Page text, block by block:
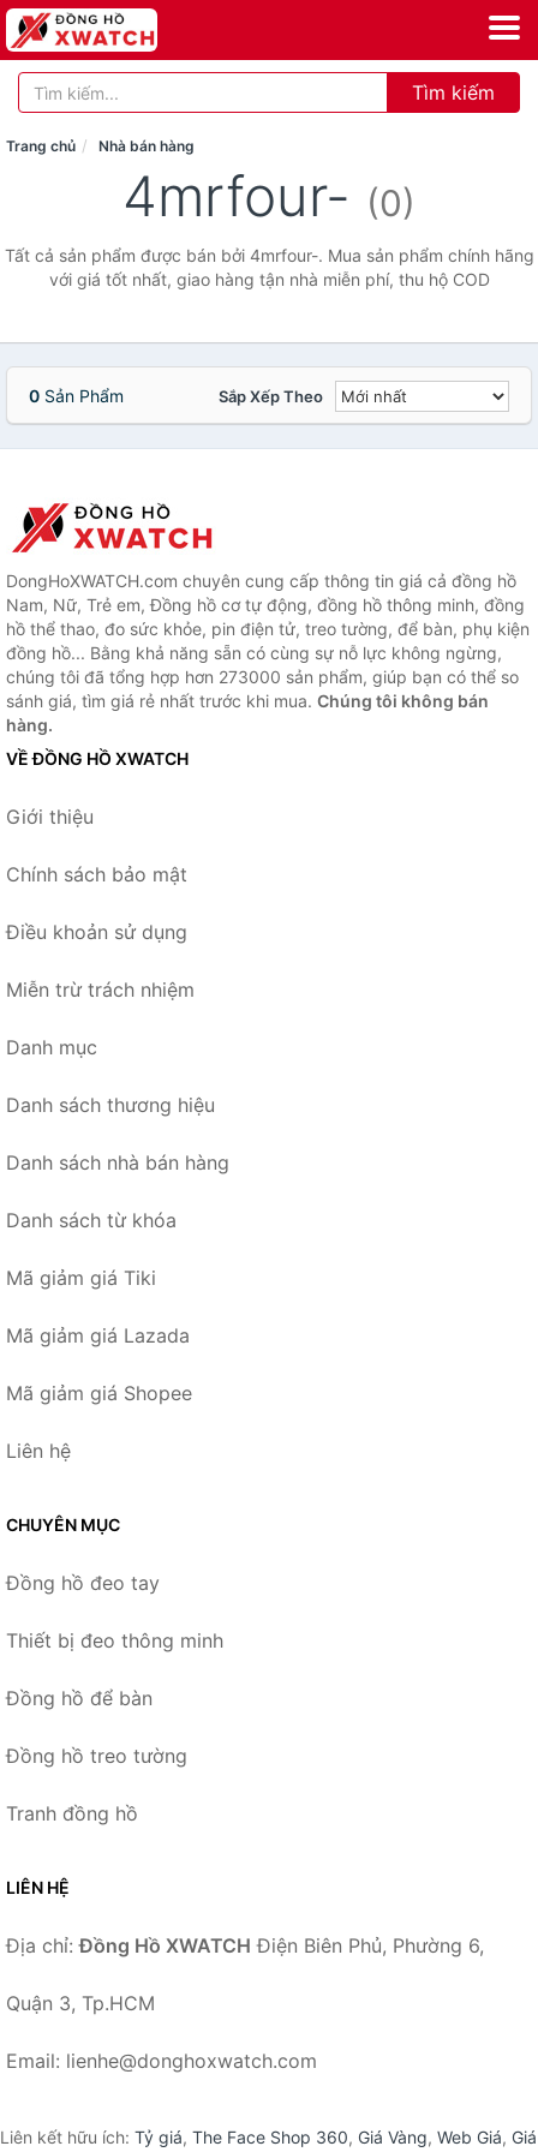
Tìm kiếm
Trang chủ Nhà bán hàng
4mrfour- (0)
Tất cả sản phẩm được bán bởi 4mrfour-. Mua sản phẩm chính hãng
với giá tốt nhất, giao hàng tận nhà miễn phí, thu hộ COD
0 Sản Phẩm Sắp Xếp Theo
DongHoXWATCH.com chuyên cung cấp thông tin giá cả đồng hồ
Nam, Nữ, Trẻ em, Đồng hồ cơ tự động, đồng hồ thông minh, đồng
hồ thể thao, đo sức khỏe, pin điện tử, treo tường, để bàn, phụ kiện
đồng hồ... Bằng khả năng sẵn có cùng sự nỗ lực không ngừng,
chúng tôi đã tổng hợp hơn 273000 sản phẩm, giúp bạn có thể so
sánh giá, tìm giá rẻ nhất trước khi mua. Chúng tôi không bán
hàng.
VỀ ĐỒNG HỒ XWATCH
Giới thiệu
Chính sách bảo mật
Điều khoản sử dụng
Miễn trừ trách nhiệm
Danh mục
Danh sách thương hiệu
Danh sách nhà bán hàng
Danh sách từ khóa
Mã giảm giá Tiki
Mã giảm giá Lazada
Mã giảm giá Shopee
Liên hệ
CHUYÊN MỤC
Đồng hồ đeo tay
Thiết bị đeo thông minh
Đồng hồ để bàn
Đồng hồ treo tường
Tranh đồng hồ
LIÊN HỆ
Địa chỉ:Đồng Hồ XWATCH Điện Biên Phủ, Phường 6,
Quận 3, Tp.HCM
Email: lienhe@donghoxwatch.com
Liên kết hữu ích: Tỷ giá, The Face Shop 360, Giá Vàng, Web Giá, Giá